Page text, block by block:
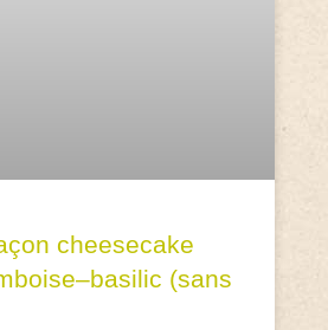
cheesecake
(sans